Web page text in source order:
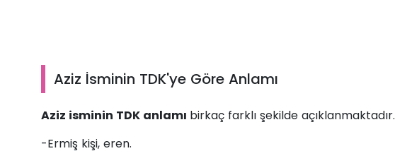
Aziz İsminin TDK'ye Göre Anlamı
Aziz isminin TDK anlamı birkaç farklı şekilde açıklanmaktadır.
-Ermiş kişi, eren.